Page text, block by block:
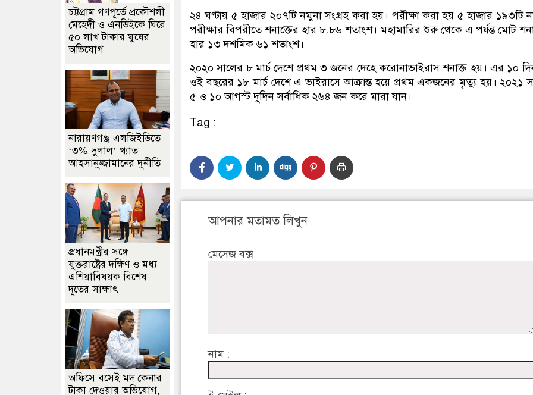
২৪ ঘণ্টায় ৫ হাজার ২০৭টি নমুনা সংগ্রহ করা হয়। পরীক্ষা করা হয় ৫ হাজার ১৯৩টি
পরীক্ষার বিপরীতে শনাক্তের হার ৮.৮৬ শতাংশ। মহামারির শুরু থেকে এ পর্যন্ত মোট
হার ১৩ দশমিক ৬১ শতাংশ।
২০২০ সালের ৮ মার্চ দেশে প্রথম ৩ জনের দেহে করোনাভাইরাস শনাক্ত হয়। এর ১০
ওই বছরের ১৮ মার্চ দেশে এ ভাইরাসে আক্রান্ত হয়ে প্রথম একজনের মৃত্যু হয়। ২০২১
৫ ও ১০ আগস্ট দুদিন সর্বাধিক ২৬৪ জন করে মারা যান।
Tag :
আপনার মতামত লিখুন
মেসেজ বক্স
নাম :
চট্টগ্রাম গণপূর্তে প্রকৌশলী
মেহেদী ও এনডিইকে ঘিরে
৫০ লাখ টাকার ঘুষের
অভিযোগ
নারায়ণগঞ্জ এলজিইডিতে
‘৩% দুলাল’ খ্যাত
আহসানুজ্জামানের দুর্নীতি
প্রধানমন্ত্রীর সঙ্গে
যুক্তরাষ্ট্রের দক্ষিণ ও মধ্য
এশিয়াবিষয়ক বিশেষ
দূতের সাক্ষাৎ
অফিসে বসেই মদ কেনার
টাকা দেওয়ার অভিযোগ,